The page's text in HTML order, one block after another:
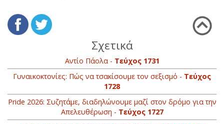
Σχετικά
Αντίο Πάολα - Τεύχος 1731
Γυναικοκτονίες: Πώς να τσακίσουμε τον σεξισμό - Τεύχος
1728
Pride 2026: Συζητάμε, διαδηλώνουμε μαζί στον δρόμο για την
Απελευθέρωση - Τεύχος 1727